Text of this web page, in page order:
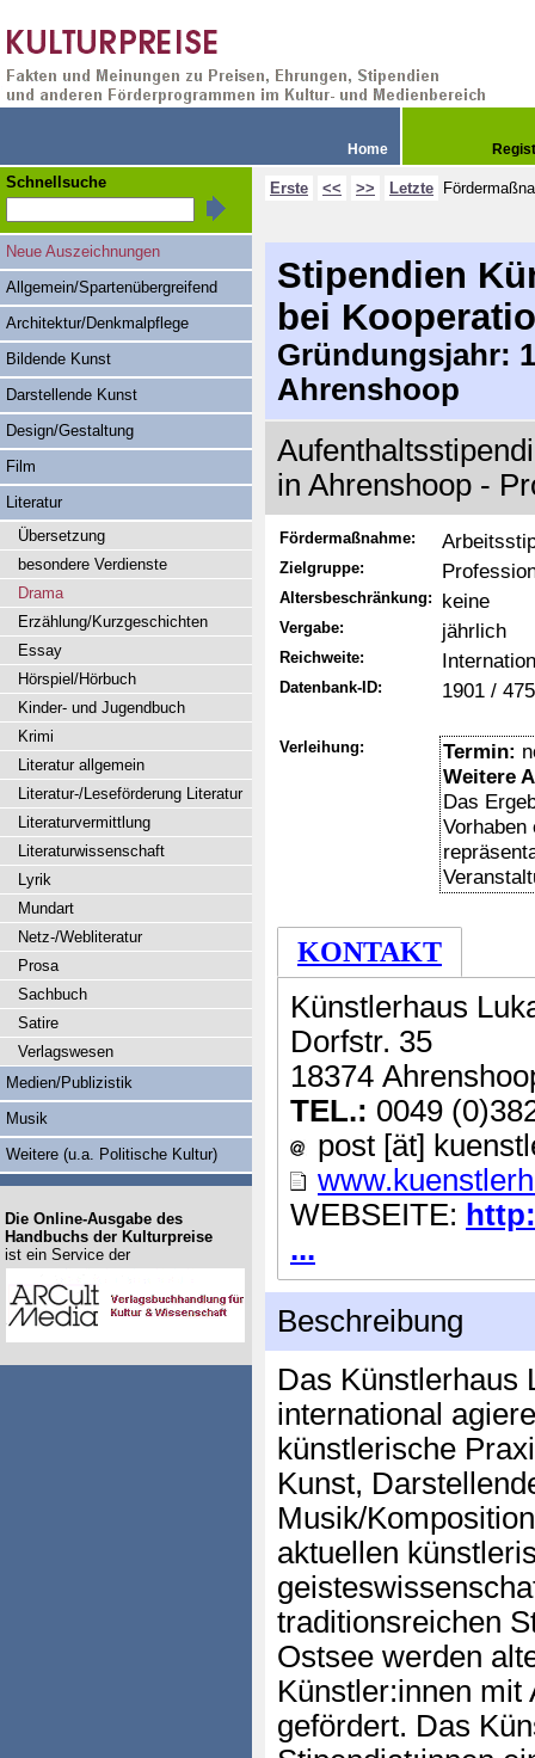
Home
Erste << >> Letzte
Stipendien
bei
Gründungsjahr:
Ahrenshoop
in Ahrenshoop -
Fördermaßnahme:
Zielgruppe:
Altersbeschränkung: keine
Vergabe: jährlich
Reichweite:
Datenbank-ID: 1901 /
Verleihung: Termin:
Weitere
Das
KONTAKT
Künstlerhaus
Dorfstr. 35
18374
TEL.: 0049
post [ät]
WEBSEITE:
...
Beschreibung
Das Künstlerhaus
international
künstlerische
Kunst,
Musik/
aktuellen
traditionsreichen
Ostsee werden
Künstler:innen mit
gefördert. Das
Schnellsuche
Neue Auszeichnungen
Allgemein/Spartenübergreifend
Architektur/Denkmalpflege
Bildende Kunst
Darstellende Kunst
Design/Gestaltung
Film
Literatur
Übersetzung
besondere Verdienste
Drama
Erzählung/Kurzgeschichten
Essay
Hörspiel/Hörbuch
Kinder- und Jugendbuch
Krimi
Literatur allgemein
Literatur-/Leseförderung Literatur
Literaturvermittlung
Literaturwissenschaft
Lyrik
Mundart
Netz-/Webliteratur
Prosa
Sachbuch
Satire
Verlagswesen
Medien/Publizistik
Musik
Weitere (u.a. Politische Kultur)
Die Online-Ausgabe des
Handbuchs der Kulturpreise
ist ein Service der